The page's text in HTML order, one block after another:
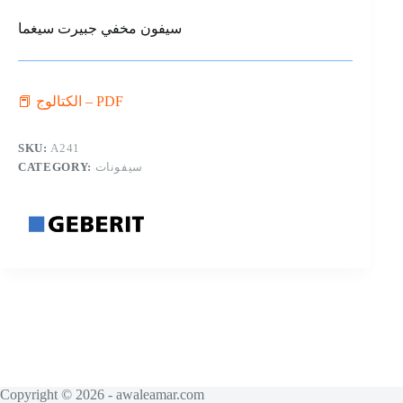
سيفون مخفي جبيرت سيغما
📕 الكتالوج – PDF
SKU:A241
CATEGORY: سيفونات
Copyright © 2026 - awaleamar.com